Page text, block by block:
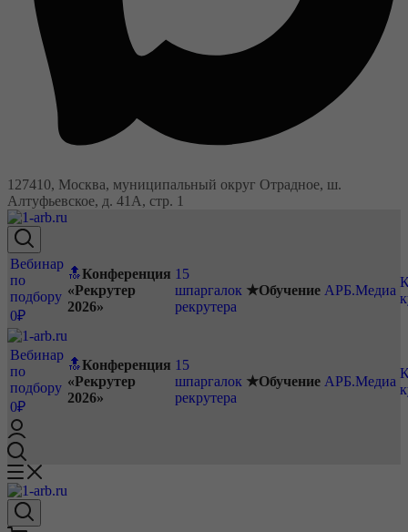
127410, Москва, муниципальный округ Отрадное, ш.
Алтуфьевское, д. 41А, стр. 1
Вебинар
по
подбору
0₽
🔝Конференция
«Рекрутер
2026»
15
шпаргалок
рекрутера
★Обучение АРБ.Медиа
Вебинар
по
подбору
0₽
🔝Конференция
«Рекрутер
2026»
15
шпаргалок
рекрутера
★Обучение АРБ.Медиа